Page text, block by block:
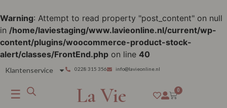
Warning: Attempt to read property "post_content" on null
in /home/laviestaging/www.lavieonline.nl/current/wp-
content/plugins/woocommerce-product-stock-
alert/classes/FrontEnd.php on line 40
Klantenservice 0228 315 356 info@lavieonline.nl
☰ La Vie 0